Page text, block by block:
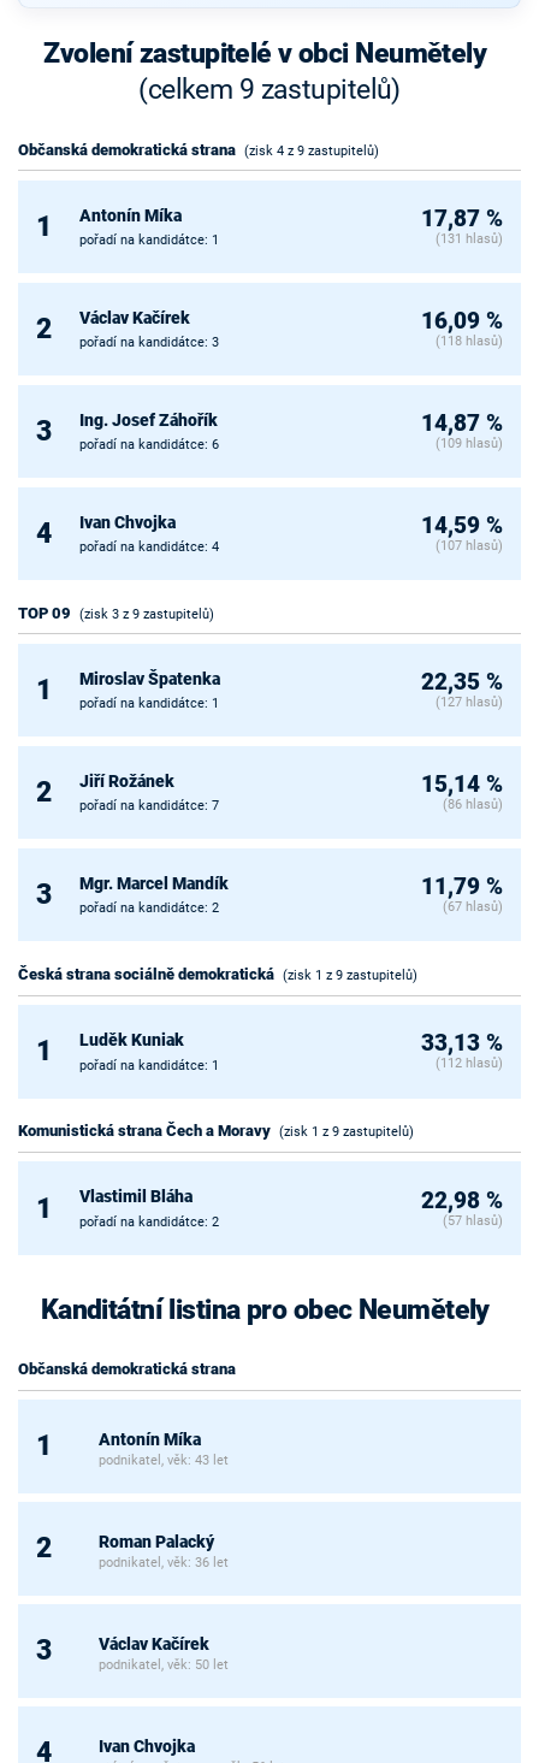
Zvolení zastupitelé v obci Neumětely
(celkem 9 zastupitelů)
Občanská demokratická strana (zisk 4 z 9 zastupitelů)
1 Antonín Míka
pořadí na kandidátce: 1
17,87 %
(131 hlasů)
2 Václav Kačírek
pořadí na kandidátce: 3
16,09 %
(118 hlasů)
3 Ing. Josef Záhořík
pořadí na kandidátce: 6
14,87 %
(109 hlasů)
4 Ivan Chvojka
pořadí na kandidátce: 4
14,59 %
(107 hlasů)
TOP 09 (zisk 3 z 9 zastupitelů)
1 Miroslav Špatenka
pořadí na kandidátce: 1
22,35 %
(127 hlasů)
2 Jiří Rožánek
pořadí na kandidátce: 7
15,14 %
(86 hlasů)
3 Mgr. Marcel Mandík
pořadí na kandidátce: 2
11,79 %
(67 hlasů)
Česká strana sociálně demokratická (zisk 1 z 9 zastupitelů)
1 Luděk Kuniak
pořadí na kandidátce: 1
33,13 %
(112 hlasů)
Komunistická strana Čech a Moravy (zisk 1 z 9 zastupitelů)
1 Vlastimil Bláha
pořadí na kandidátce: 2
22,98 %
(57 hlasů)
Kanditátní listina pro obec Neumětely
Občanská demokratická strana
1 Antonín Míka
podnikatel, věk: 43 let
2 Roman Palacký
podnikatel, věk: 36 let
3 Václav Kačírek
podnikatel, věk: 50 let
4 Ivan Chvojka